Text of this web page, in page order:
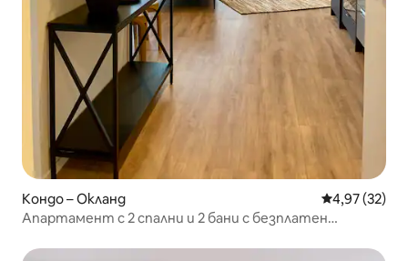
Кондо – Окланд Средна
4,97 (32)
Апартамент с 2 спални и 2 бани с безплатен